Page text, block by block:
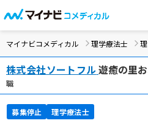
マイナビコメディカル 理学療法士
株式会社ソートフル遊癒の里
職
募集停止 理学療法士